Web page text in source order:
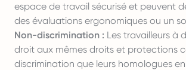
espace de travail sécurisé et peuvent
des évaluations ergonomiques ou un
Non-discrimination : Les travailleurs à
droit aux mêmes droits et protections
discrimination que leurs homologues